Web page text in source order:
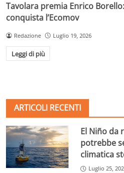
Tavolara premia Enrico
conquista l’Ecomov
Redazione Luglio 19, 2026
Leggi di più
ARTICOLI RECENTI
El Niño da
potrebbe
climatica
Luglio 25,